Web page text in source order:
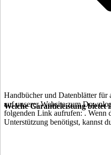
Handbücher und Datenblätter für
auf unserer Website zum
folgenden Link aufrufen:. Wenn
Unterstützung benötigst, kannst
Welche Garantieleistung bietet